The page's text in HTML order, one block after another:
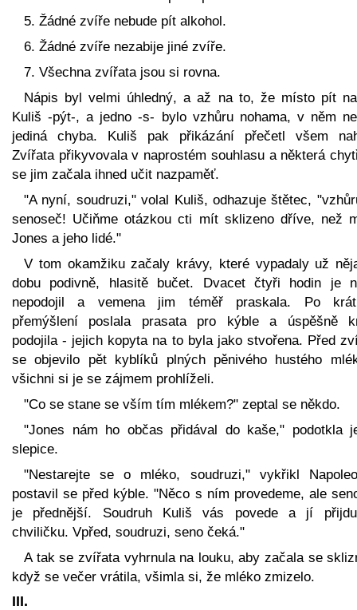
5. Žádné zvíře nebude pít alkohol.
6. Žádné zvíře nezabije jiné zvíře.
7. Všechna zvířata jsou si rovna.
Nápis byl velmi úhledný, a až na to, že místo pít
Kuliš -pýt-, a jedno -s- bylo vzhůru nohama, v něm
jediná chyba. Kuliš pak přikázání přečetl všem
Zvířata přikyvovala v naprostém souhlasu a některá
se jim začala ihned učit nazpaměť.
"A nyní, soudruzi," volal Kuliš, odhazuje štětec,
senoseč! Učiňme otázkou cti mít sklizeno dříve, než
Jones a jeho lidé."
V tom okamžiku začaly krávy, které vypadaly už
dobu podivně, hlasitě bučet. Dvacet čtyři hodin je
nepodojil a vemena jim téměř praskala. Po
přemýšlení poslala prasata pro kýble a úspěšně
podojila - jejich kopyta na to byla jako stvořena. Před
se objevilo pět kyblíků plných pěnivého hustého
všichni si je se zájmem prohlíželi.
"Co se stane se vším tím mlékem?" zeptal se někdo.
"Jones nám ho občas přidával do kaše," podotkla
slepice.
"Nestarejte se o mléko, soudruzi," vykřikl
postavil se před kýble. "Něco s ním provedeme, ale
je přednější. Soudruh Kuliš vás povede a jí
chviličku. Vpřed, soudruzi, seno čeká."
A tak se zvířata vyhrnula na louku, aby začala se
když se večer vrátila, všimla si, že mléko zmizelo.
III.